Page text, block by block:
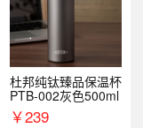
杜邦纯钛臻品保温杯
PTB-002灰色500ml
￥239